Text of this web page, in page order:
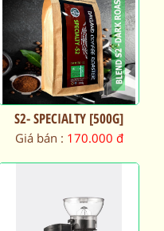
S2- SPECIALTY [500G]
Giá bán : 170.000 đ